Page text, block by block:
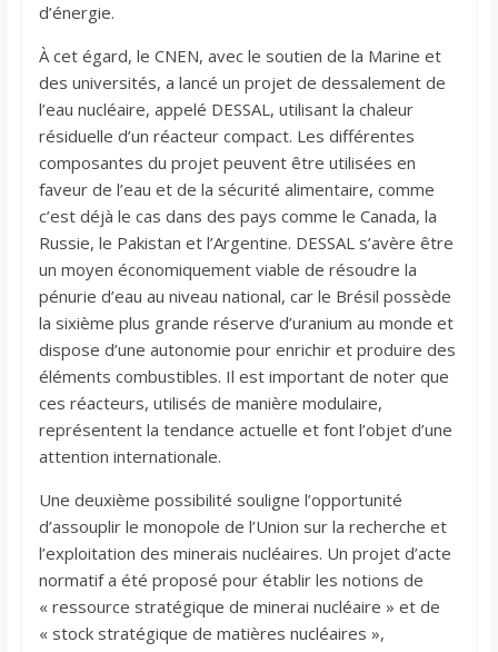
d’énergie.
À cet égard, le CNEN, avec le soutien de la Marine et
des universités, a lancé un projet de dessalement de
l’eau nucléaire, appelé DESSAL, utilisant la chaleur
résiduelle d’un réacteur compact. Les différentes
composantes du projet peuvent être utilisées en
faveur de l’eau et de la sécurité alimentaire, comme
c’est déjà le cas dans des pays comme le Canada, la
Russie, le Pakistan et l’Argentine. DESSAL s’avère être
un moyen économiquement viable de résoudre la
pénurie d’eau au niveau national, car le Brésil possède
la sixième plus grande réserve d’uranium au monde et
dispose d’une autonomie pour enrichir et produire des
éléments combustibles. Il est important de noter que
ces réacteurs, utilisés de manière modulaire,
représentent la tendance actuelle et font l’objet d’une
attention internationale.
Une deuxième possibilité souligne l’opportunité
d’assouplir le monopole de l’Union sur la recherche et
l’exploitation des minerais nucléaires. Un projet d’acte
normatif a été proposé pour établir les notions de
« ressource stratégique de minerai nucléaire » et de
« stock stratégique de matières nucléaires »,